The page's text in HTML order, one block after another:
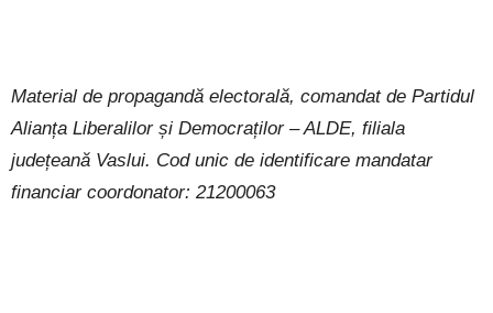
Material de propagandă electorală, comandat de Partidul
Alianța Liberalilor și Democraților – ALDE, filiala
județeană Vaslui. Cod unic de identificare mandatar
financiar coordonator: 21200063